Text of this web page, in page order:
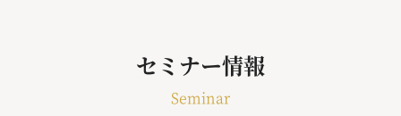
セミナー情報
Seminar